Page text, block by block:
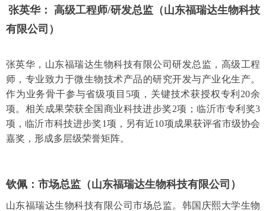
张英华： 高级工程师/研发总监（山东福瑞达生物科技
有限公司）
张英华，山东福瑞达生物科技有限公司研发总监，高级工程
师，专业致力于微生物技术产品的研究开发与产业化生产。
作为业务骨干参与省级项目5项，关键技术获授权专利20余
项。相关成果荣获全国商业科技进步奖2项；临沂市专利奖3
项，临沂市科技进步奖1项，另有近10项成果获评省市级协会
嘉奖，形成多层级荣誉矩阵。
钦佩： 市场总监（山东福瑞达生物科技有限公司）
山东福瑞达生物科技有限公司市场总监。韩国庆熙大学生物